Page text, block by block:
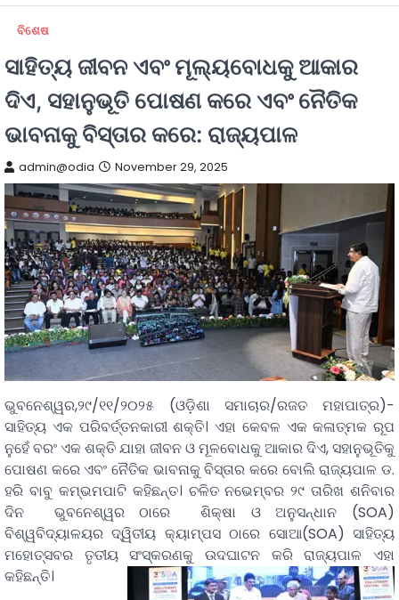
ବିଶେଷ
ସାହିତ୍ୟ ଜୀବନ ଏବଂ ମୂଲ୍ୟବୋଧକୁ ଆକାର
ଦିଏ, ସହାନୁଭୂତି ପୋଷଣ କରେ ଏବଂ ନୈତିକ
ଭାବନାକୁ ବିସ୍ତାର କରେ: ରାଜ୍ୟପାଳ
admin@odia November 29, 2025
ଭୁବନେଶ୍ୱର,୨୯/୧୧/୨୦୨୫ (ଓଡ଼ିଶା ସମାଚାର/ରଜତ ମହାପାତ୍ର)-
ସାହିତ୍ୟ ଏକ ପରିବର୍ତ୍ତନକାରୀ ଶକ୍ତି। ଏହା କେବଳ ଏକ କଳାତ୍ମକ ରୂପ
ନୁହେଁ ବରଂ ଏକ ଶକ୍ତି ଯାହା ଜୀବନ ଓ ମୂଳବୋଧକୁ ଆକାର ଦିଏ, ସହାନୁଭୂତିକୁ
ପୋଷଣ କରେ ଏବଂ ନୈତିକ ଭାବନାକୁ ବିସ୍ତାର କରେ ବୋଲି ରାଜ୍ୟପାଳ ଡ.
ହରି ବାବୁ କମ୍ଭମପାଟି କହିଛନ୍ତ। ଚଳିତ ନଭେମ୍ବର ୨୯ ତାରିଖ ଶନିବାର
ଦିନ ଭୁବନେଶ୍ୱର ଠାରେ ଶିକ୍ଷା ଓ ଅନୁସନ୍ଧାନ (SOA)
ବିଶ୍ୱବିଦ୍ୟାଳୟର ଦ୍ୱିତୀୟ କ୍ୟାମ୍ପସ ଠାରେ ସୋଆ(SOA) ସାହିତ୍ୟ
ମହୋତ୍ସବର ତୃତୀୟ ସଂସ୍କରଣକୁ ଉଦଘାଟନ କରି ରାଜ୍ୟପାଳ ଏହା
କହିଛନ୍ତି।